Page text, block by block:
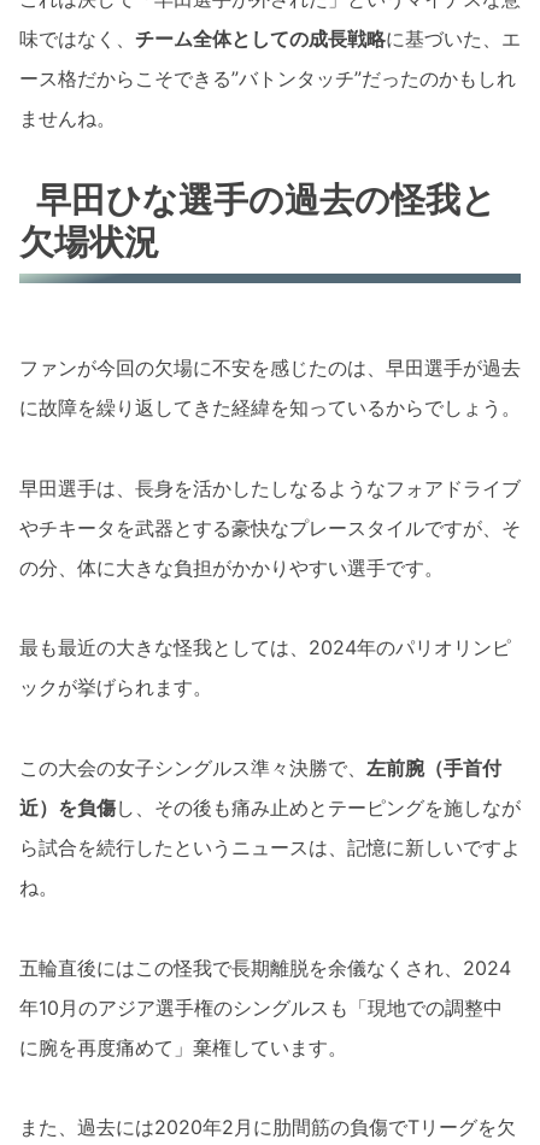
味ではなく、 チーム全体としての成長戦略に基づいた、エ
ース格だからこそできる”バトンタッチ”だったのかもしれ
ませんね。
早田ひな選手の過去の怪我と
欠場状況
ファンが今回の欠場に不安を感じたのは、早田選手が過去
に故障を繰り返してきた経緯を知っているからでしょう。
早田選手は、長身を活かしたしなるようなフォアドライブ
やチキータを武器とする豪快なプレースタイルですが、そ
の分、体に大きな負担がかかりやすい選手です。
最も最近の大きな怪我としては、2024年のパリオリンピ
ックが挙げられます。
この大会の女子シングルス準々決勝で、 左前腕（手首付
近）を負傷し、その後も痛み止めとテーピングを施しなが
ら試合を続行したというニュースは、記憶に新しいですよ
ね。
五輪直後にはこの怪我で長期離脱を余儀なくされ、2024
年10月のアジア選手権のシングルスも「現地での調整中
に腕を再度痛めて」棄権しています。
また、過去には2020年2月に肋間筋の負傷でTリーグを欠